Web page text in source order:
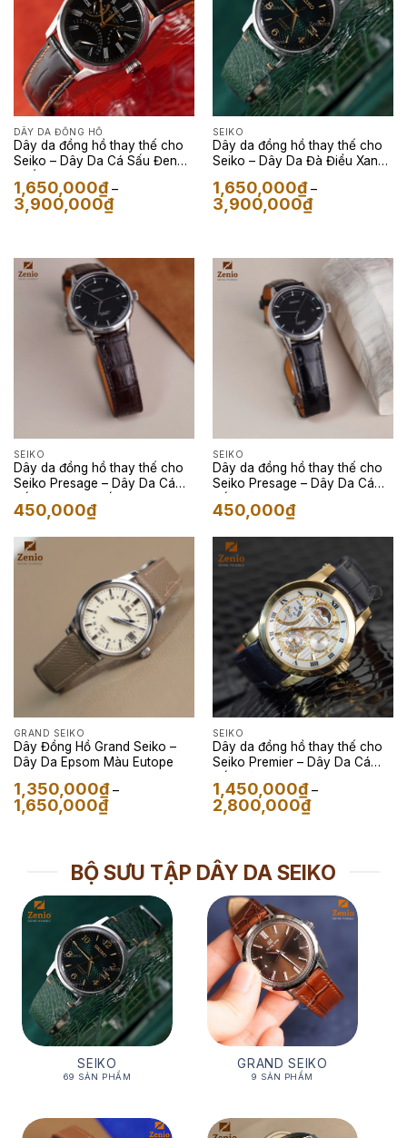
DÂY DA ĐỒNG HỒ
Dây da đồng hồ thay thế cho
Seiko – Dây Da Cá Sấu Đen
1,650,000₫ –
3,900,000₫Khoảng
giá:
3,900,000₫
SEIKO
Dây da đồng hồ thay thế cho
Seiko – Dây Da Đà Điểu Xanh
1,650,000₫ –
3,900,000₫Khoảng
giá:
3,900,000₫
SEIKO
Dây da đồng hồ thay thế cho
Seiko Presage – Dây Da Cá
450,000₫
SEIKO
Dây da đồng hồ thay thế cho
Seiko Presage – Dây Da Cá
450,000₫
GRAND SEIKO
Dây Đồng Hồ Grand Seiko –
Dây Da Epsom Màu Eutope
1,350,000₫ –
1,650,000₫Khoảng
giá:
1,650,000₫
SEIKO
Dây da đồng hồ thay thế cho
Seiko Premier – Dây Da Cá
1,450,000₫ –
2,800,000₫Khoảng
giá:
BỘ SƯU TẬP DÂY DA SEIKO
SEIKO
69 SẢN PHẨM
GRAND SEIKO
9 SẢN PHẨM